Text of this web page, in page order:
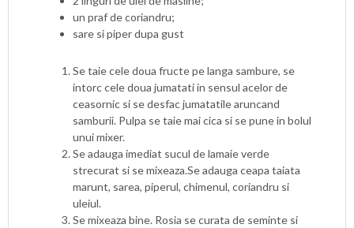
un praf de coriandru;
sare si piper dupa gust
Se taie cele doua fructe pe langa sambure, se
intorc cele doua jumatati in sensul acelor de
ceasornic si se desfac jumatatile aruncand
samburii. Pulpa se taie mai cica si se pune in bolul
unui mixer.
Se adauga imediat sucul de lamaie verde
strecurat si se mixeaza.Se adauga ceapa taiata
marunt, sarea, piperul, chimenul, coriandru si
uleiul.
Se mixeaza bine. Rosia se curata de seminte si